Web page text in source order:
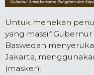
Untuk menekan
yang massif
Baswedan
Jakarta,
(masker).